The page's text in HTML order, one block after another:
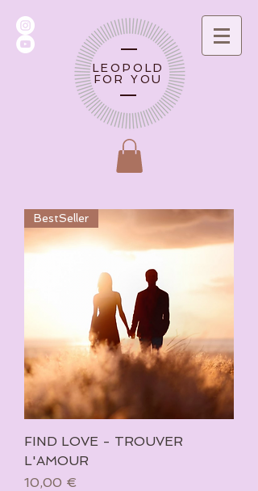
LEOPOLD
FOR YOU
BestSeller
FIND LOVE - TROUVER
L'AMOUR
Prix
10,00 €